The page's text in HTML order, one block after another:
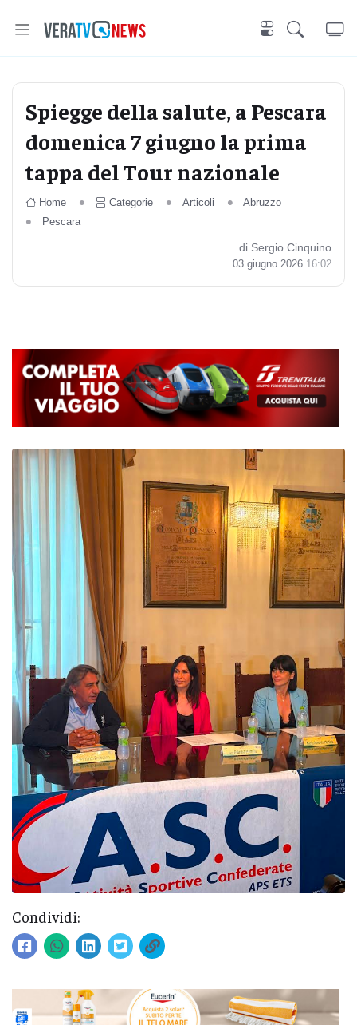
Spiegge della salute, a Pescara
domenica 7 giugno la prima
tappa del Tour nazionale
Home Categorie Articoli
Abruzzo
Pescara
di Sergio Cinquino
03 giugno 2026 16:02
Condividi: